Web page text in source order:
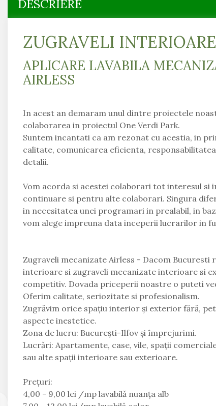
Magazin Mall
Resort & Hotel
Restaurante
Spatii Comerciale
DESCRIERE
ZUGRAVELI
APLICARE LAVABILA
AIRLESS
In acest an demaram unul dintre proiectele
colaborarea in proiectul One Verdi Park.
Suntem incantati ca am rezonat cu acestia, in
calitate, comunicarea eficienta,
detalii.
Vom acorda si acestei colaborari tot interesul si
continuare si pentru alte colaborari. Singura
in necesitatea unei programari in prealabil, in
vom alege impreuna data inceperii lucrarilor in
Zugraveli mecanizate Airless - Dacom
interioare si zugraveli mecanizate interioare si
competitiv. Dovada priceperii noastre o puteti
Oferim calitate, seriozitate si profesionalism.
Zugrăvim orice spațiu interior și exterior fără,
aspecte inestetice.
Zona de lucru: București-Ilfov și împrejurimi.
Lucrări: Apartamente, case, vile, spații
sau alte spații interioare sau exterioare.
Prețuri:
4,00 - 9,00 lei /mp lavabilă nuanța alb